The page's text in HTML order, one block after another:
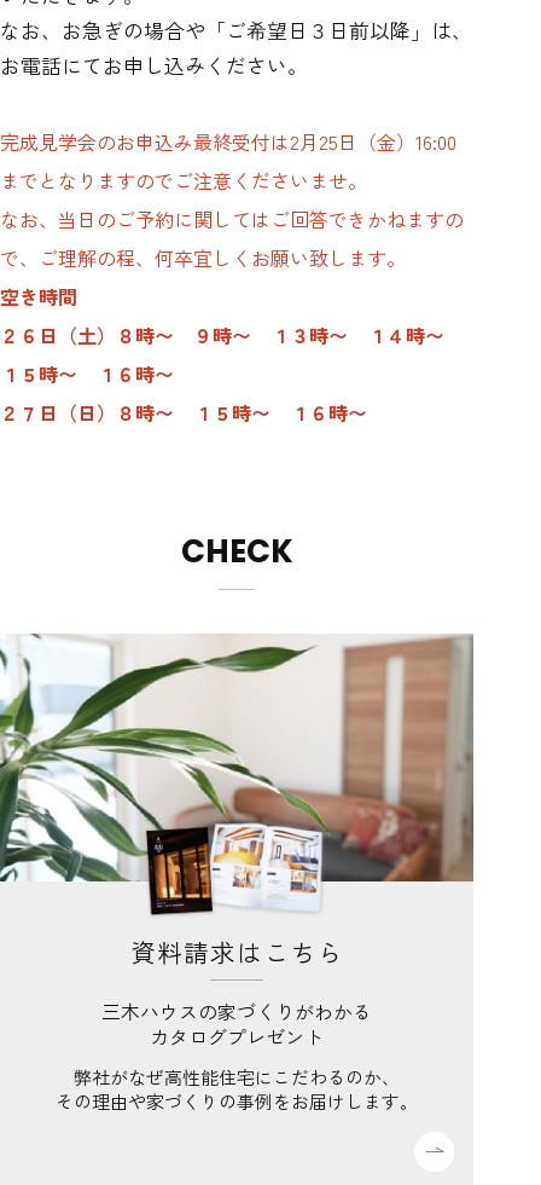
なお、お急ぎの場合や「ご希望日３日前以降」は、
お電話にてお申し込みください。
完成見学会のお申込み最終受付は2月25日（金）16:00
までとなりますのでご注意くださいませ。
なお、当日のご予約に関してはご回答できかねますの
で、ご理解の程、何卒宜しくお願い致します。
空き時間
２６日（土）８時〜 ９時〜 １３時〜 １４時〜
１５時〜 １６時〜
２７日（日）８時〜 １５時〜 １６時〜
CHECK
資料請求はこちら
三木ハウスの家づくりがわかる
カタログプレゼント
弊社がなぜ高性能住宅にこだわるのか、
その理由や家づくりの事例をお届けします。